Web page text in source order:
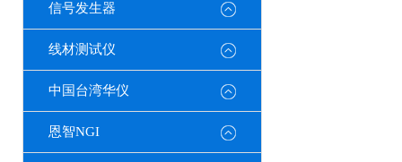
信号发生器
线材测试仪
中国台湾华仪
恩智NGI